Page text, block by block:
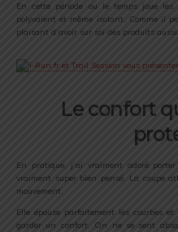
En cette période ou le temps joue
polyvalent et même isolant. Comme il
plaisant d’avoir sur soi des produits
Le confort
En pratique, j’ai vraiment adoré
vraiment super bien pensé. La coupe
mouvement.
Elle épouse parfaitement les courbes
garder un confort. On ne se sent